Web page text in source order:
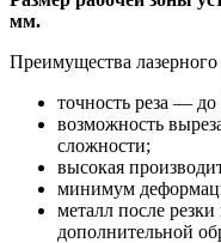
мм.
Преимущества лазерного
точность реза —
возможность
сложности;
высокая
минимум
металл после
дополнительной